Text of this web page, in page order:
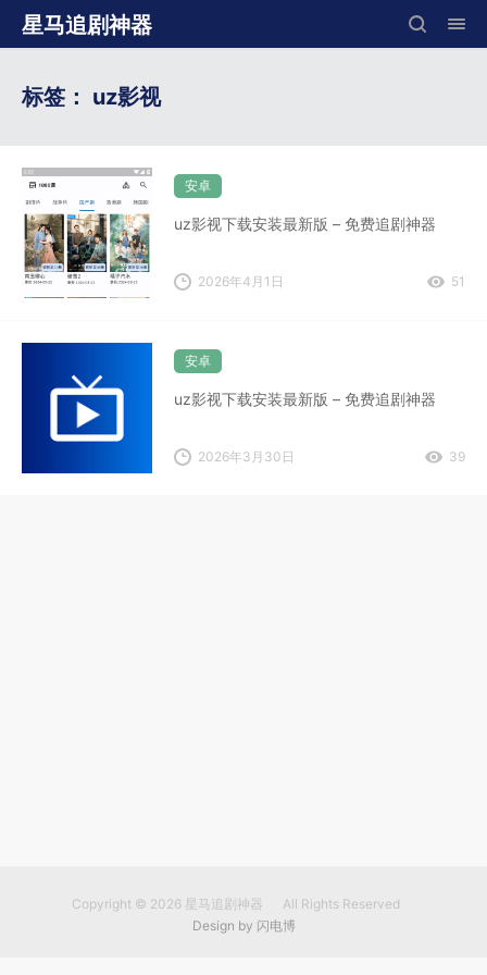
星马追剧神器
标签： uz影视
安卓
uz影视下载安装最新版 – 免费追剧神器
2026年4月1日 51
安卓
uz影视下载安装最新版 – 免费追剧神器
2026年3月30日 39
Copyright © 2026 星马追剧神器
All Rights Reserved
Design by 闪电博